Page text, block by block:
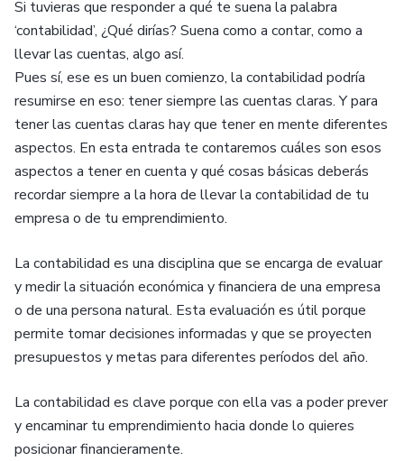
Si tuvieras que responder a qué te suena la palabra
‘contabilidad’, ¿Qué dirías? Suena como a contar, como a
llevar las cuentas, algo así.
Pues sí, ese es un buen comienzo, la contabilidad podría
resumirse en eso: tener siempre las cuentas claras. Y para
tener las cuentas claras hay que tener en mente diferentes
aspectos. En esta entrada te contaremos cuáles son esos
aspectos a tener en cuenta y qué cosas básicas deberás
recordar siempre a la hora de llevar la contabilidad de tu
empresa o de tu emprendimiento.
La contabilidad es una disciplina que se encarga de evaluar
y medir la situación económica y financiera de una empresa
o de una persona natural. Esta evaluación es útil porque
permite tomar decisiones informadas y que se proyecten
presupuestos y metas para diferentes períodos del año.
La contabilidad es clave porque con ella vas a poder prever
y encaminar tu emprendimiento hacia donde lo quieres
posicionar financieramente.